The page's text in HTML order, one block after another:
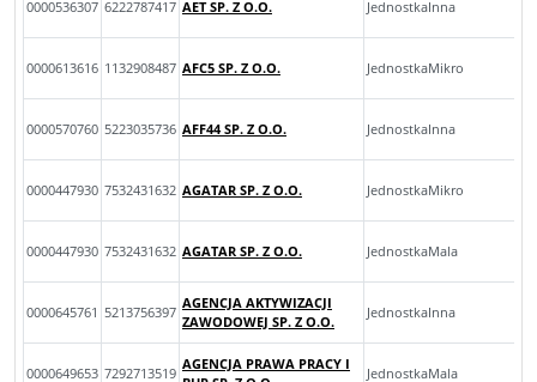
0000536307 6222787417 AET SP. Z O.O. JednostkaInna
0000613616 1132908487 AFC5 SP. Z O.O. JednostkaMikro
0000570760 5223035736 AFF44 SP. Z O.O. JednostkaInna
0000447930 7532431632 AGATAR SP. Z O.O. JednostkaMikro
0000447930 7532431632 AGATAR SP. Z O.O. JednostkaMala
0000645761 5213756397
AGENCJA AKTYWIZACJI
ZAWODOWEJ SP. Z O.O.
JednostkaInna
0000649653 7292713519
AGENCJA PRAWA PRACY I
JednostkaMala